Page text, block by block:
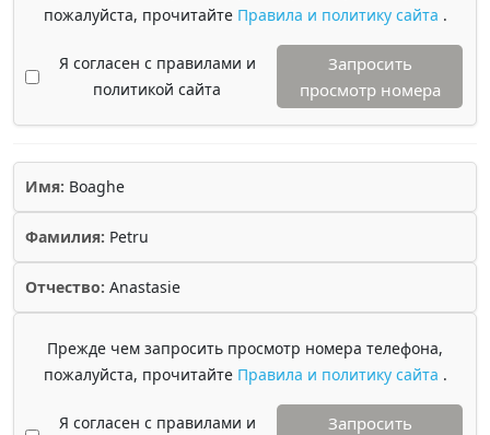
пожалуйста, прочитайте Правила и политику сайта .
Я согласен с правилами и
политикой сайта
Запросить
просмотр номера
Имя: Boaghe
Фамилия: Petru
Отчество: Anastasie
Прежде чем запросить просмотр номера телефона,
пожалуйста, прочитайте Правила и политику сайта .
Я согласен с правилами и
Запросить